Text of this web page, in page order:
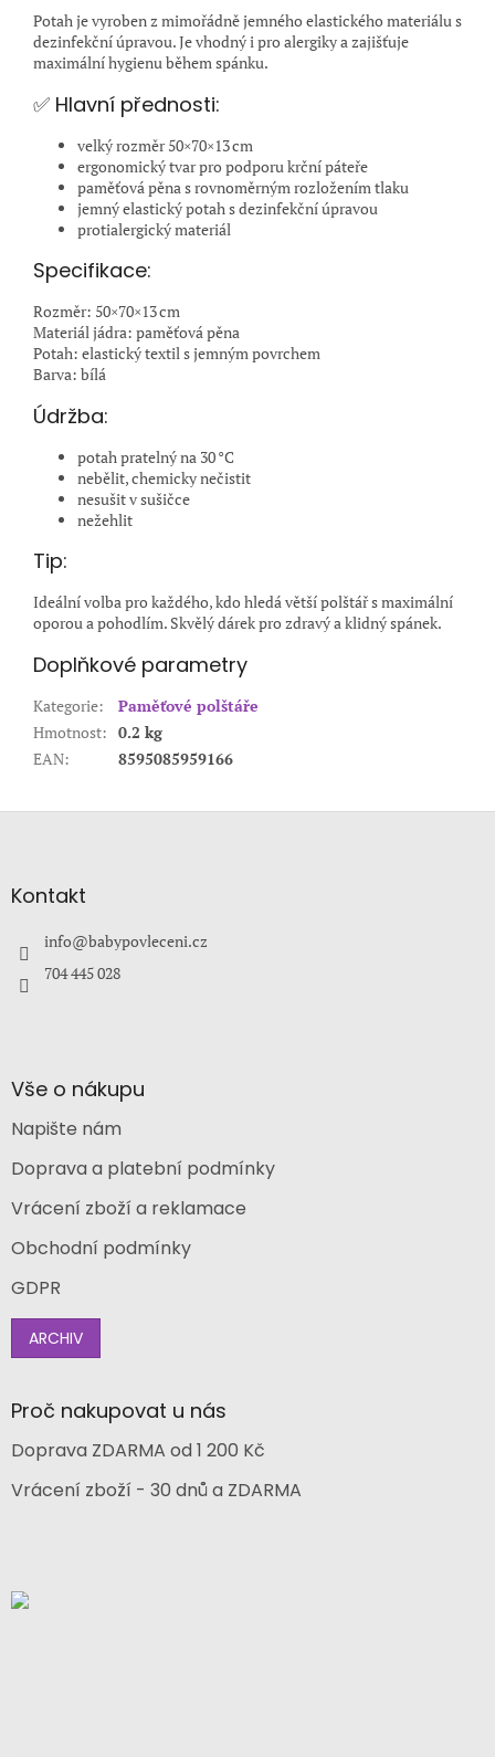
Potah je vyroben z mimořádně jemného elastického materiálu s
dezinfekční úpravou. Je vhodný i pro alergiky a zajišťuje
maximální hygienu během spánku.
✅ Hlavní přednosti:
velký rozměr 50×70×13 cm
ergonomický tvar pro podporu krční páteře
paměťová pěna s rovnoměrným rozložením tlaku
jemný elastický potah s dezinfekční úpravou
protialergický materiál
Specifikace:
Rozměr: 50×70×13 cm
Materiál jádra: paměťová pěna
Potah: elastický textil s jemným povrchem
Barva: bílá
Údržba:
potah pratelný na 30 °C
nebělit, chemicky nečistit
nesušit v sušičce
nežehlit
Tip:
Ideální volba pro každého, kdo hledá větší polštář s maximální
oporou a pohodlím. Skvělý dárek pro zdravý a klidný spánek.
Doplňkové parametry
Kategorie:
Paměťové polštáře
Hmotnost: 0.2 kg
EAN: 8595085959166
aKontakt
info@babypovleceni.cz
704 445 028
Vše o nákupu
Napište nám
Doprava a platební podmínky
Vrácení zboží a reklamace
Obchodní podmínky
GDPR
ARCHIV
Proč nakupovat u nás
Doprava ZDARMA od 1 200 Kč
Vrácení zboží - 30 dnů a ZDARMA